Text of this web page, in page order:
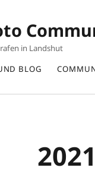
in Landshut
BLOG